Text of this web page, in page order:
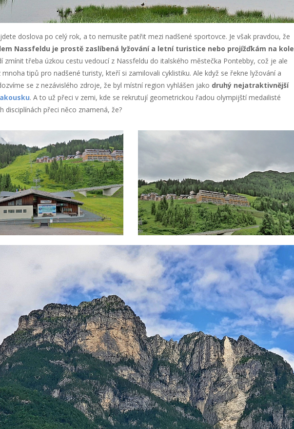
doslova po celý rok, a to nemusíte patřit mezi nadšené sportovce. Je však pravdou, že
Nassfeldu je prostě zaslíbená lyžování a letní turistice nebo projížďkám na kole
zmínit třeba úzkou cestu vedoucí z Nassfeldu do italského městečka Pontebby, což je ale
mnoha tipů pro nadšené turisty, kteří si zamilovali cyklistiku. Ale když se řekne lyžování a
se z nezávislého zdroje, že byl místní region vyhlášen jako druhý nejatraktivnější
. A to už přeci v zemi, kde se rekrutují geometrickou řadou olympijští medailisté
disciplínách přeci něco znamená, že?